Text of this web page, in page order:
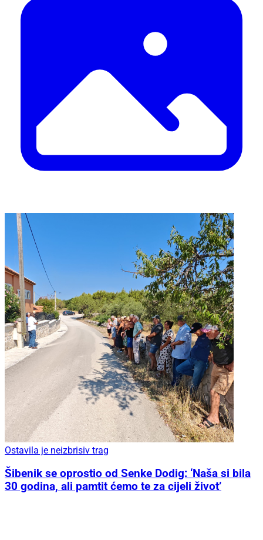
Ostavila je neizbrisiv trag
Šibenik se oprostio od Senke Dodig: ‘Naša si bila
30 godina, ali pamtit ćemo te za cijeli život’